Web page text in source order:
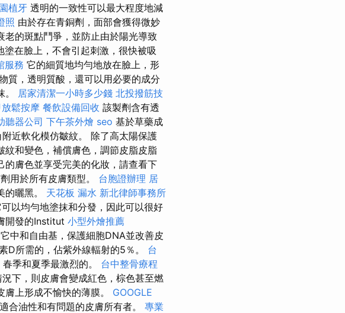
植牙 透明的一致性可以最大程度地減
照 由於存在青銅劑，面部會獲得微妙
的斑點鬥爭，並防止由於陽光導致
塗在臉上，不會引起刺激，很快被吸
服務 它的細質地均勻地放在臉上，形
質，透明質酸，還可以用必要的成分
。 居家清潔一小時多少錢 北投撥筋技
鬆按摩 餐飲設備回收 該製劑含有透
聽器公司 下午茶外燴 seo 基於草藥成
近軟化模仿皺紋。 除了高太陽保護
和變色，補償膚色，調節皮脂皮脂
膚色並享受完美的化妝，請查看下
用於所有皮膚類型。 台胞證辦理 居
的曬黑。 天花板 漏水 新北律師事務所
以均勻地塗抹和分發，因此可以很好
開發的Institut 小型外燴推薦
它中和自由基，保護細胞DNA並改善皮
D所需的，佔紫外線輻射的5％。 台
春季和夏季最激烈的。 台中整骨療程
下，則皮膚會變成紅色，棕色甚至燃
上形成不愉快的薄膜。 GOOGLE
合油性和有問題的皮膚所有者。 專業